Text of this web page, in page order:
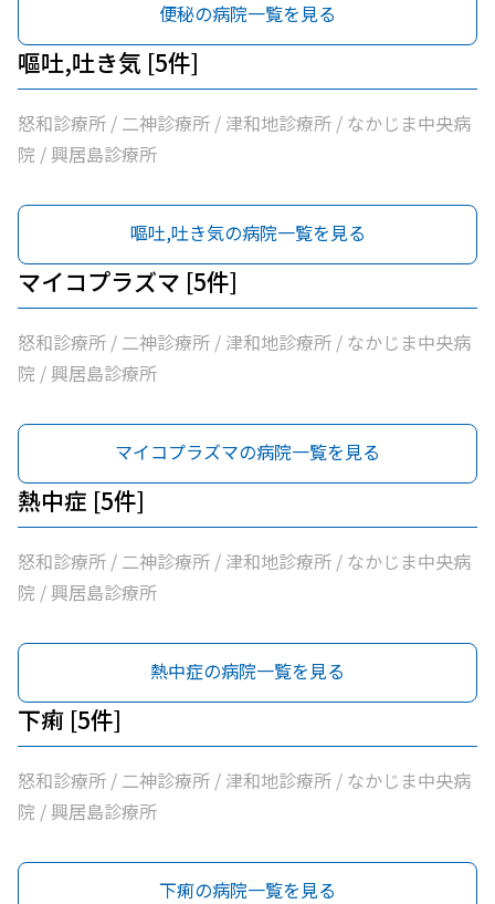
便秘の病院一覧を見る
嘔吐,吐き気 [5件]
怒和診療所 / 二神診療所 / 津和地診療所 / なかじま中央病
院 / 興居島診療所
嘔吐,吐き気の病院一覧を見る
マイコプラズマ [5件]
怒和診療所 / 二神診療所 / 津和地診療所 / なかじま中央病
院 / 興居島診療所
マイコプラズマの病院一覧を見る
熱中症 [5件]
怒和診療所 / 二神診療所 / 津和地診療所 / なかじま中央病
院 / 興居島診療所
熱中症の病院一覧を見る
下痢 [5件]
怒和診療所 / 二神診療所 / 津和地診療所 / なかじま中央病
院 / 興居島診療所
下痢の病院一覧を見る